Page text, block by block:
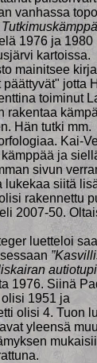
vanhassa
1976 ja 1980
kartoissa.
mainitsee
jotta
toiminut
rakentaa
Hän tutki mm.
Kai-
ja
sivun
lukekaa siitä
rakennettu
2007-50.
luetteloi
1976. Siinä
1951 ja
olisi 4. Tuon
yleensä